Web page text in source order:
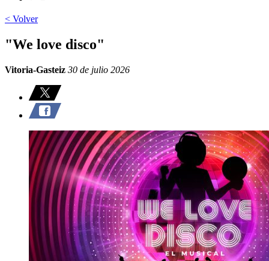
< Volver
"We love disco"
Vitoria-Gasteiz 30 de julio 2026